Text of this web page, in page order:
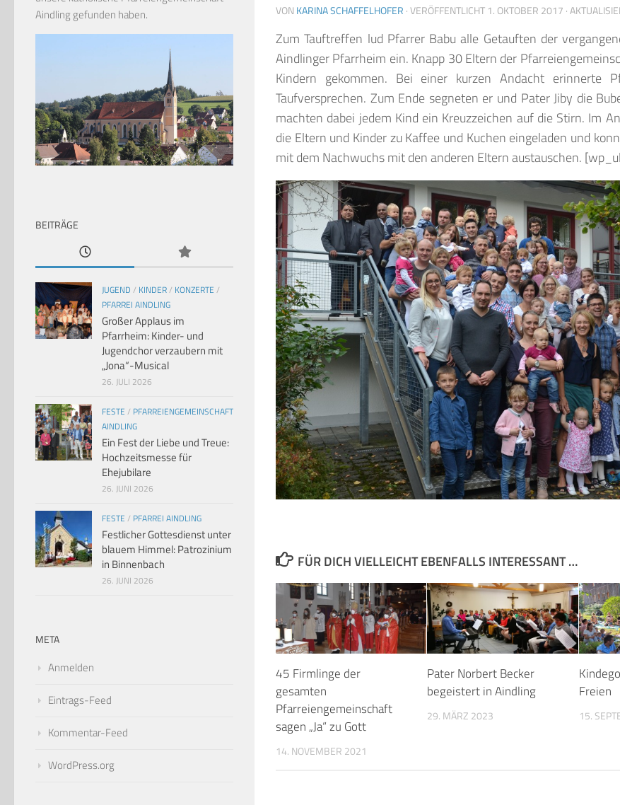
VONKARINA SCHAFFELHOFER · VERÖFFENTLICHT 1. OKTOBER 2017 ·
Zum Tauftreffen lud Pfarrer Babu alle Getauften der
Aindlinger Pfarrheim ein. Knapp 30 Eltern der
Kindern gekommen. Bei einer kurzen Andacht erinnerte
Taufversprechen. Zum Ende segneten er und Pater Jiby die
machten dabei jedem Kind ein Kreuzzeichen auf die Stirn. Im
die Eltern und Kinder zu Kaffee und Kuchen eingeladen und
mit dem Nachwuchs mit den anderen Eltern austauschen.
FÜR DICH VIELLEICHT EBENFALLS INTERESSANT …
45 Firmlinge der
gesamten
Pfarreiengemeinschaft
sagen „Ja“ zu Gott
14. NOVEMBER 2021
Pater Norbert Becker
begeistert in Aindling
29. MÄRZ 2023
Freien
15.
Aindling gefunden haben.
BEITRÄGE
JUGEND / KINDER/ KONZERTE /
PFARREI AINDLING
Großer Applaus im
Pfarrheim: Kinder- und
Jugendchor verzaubern mit
„Jona“-Musical
26. JULI 2026
FESTE / PFARREIENGEMEINSCHAFT
AINDLING
Ein Fest der Liebe und Treue:
Hochzeitsmesse für
Ehejubilare
26. JUNI 2026
FESTE / PFARREI AINDLING
Festlicher Gottesdienst unter
blauem Himmel: Patrozinium
in Binnenbach
26. JUNI 2026
META
Anmelden
Eintrags-Feed
Kommentar-Feed
WordPress.org